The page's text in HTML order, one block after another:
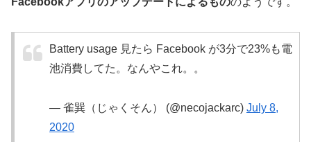
Battery usage 見たら Facebook が3分で23%も電
池消費してた。なんやこれ。。
— 雀巽（じゃくそん） (@necojackarc) July 8,
2020